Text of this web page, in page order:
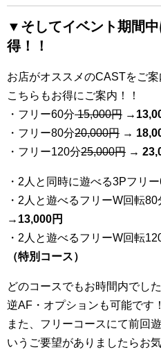
▼そしてイベント期間
得！！
お店がオススメのCASTをご案
こちらもお得にご案内！！
・フリー60分15,000円 → 13
・フリー80分20,000円 →
・フリー120分25,000円 →
・2人と同時に遊べる3Pフリ
・2人と遊べるフリーW回転
→ 13,000円
・2人と遊べるフリーW回転
（特別コース）
どのコースでもお時間内でし
逆AF・オプションも可能です
また、フリーコースにて前回
いうご要望がありましたらお